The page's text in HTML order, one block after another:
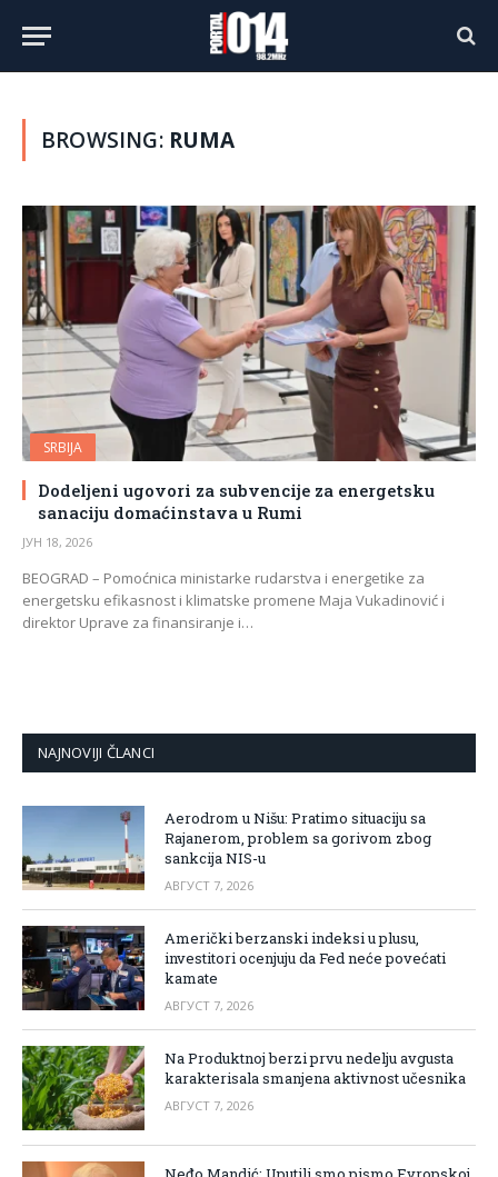
BROWSING: RUMA
SRBIJA
Dodeljeni ugovori za subvencije za energetsku
sanaciju domaćinstava u Rumi
ЈУН 18, 2026
BEOGRAD – Pomoćnica ministarke rudarstva i energetike za
energetsku efikasnost i klimatske promene Maja Vukadinović i
direktor Uprave za finansiranje i…
NAJNOVIJI ČLANCI
Aerodrom u Nišu: Pratimo situaciju sa
Rajanerom, problem sa gorivom zbog
sankcija NIS-u
АВГУСТ 7, 2026
Američki berzanski indeksi u plusu,
investitori ocenjuju da Fed neće povećati
kamate
АВГУСТ 7, 2026
Na Produktnoj berzi prvu nedelju avgusta
karakterisala smanjena aktivnost učesnika
АВГУСТ 7, 2026